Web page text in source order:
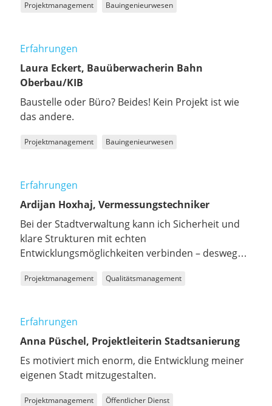
Projektmanagement Bauingenieurwesen
Erfahrungen
Laura Eckert, Bauüberwacherin Bahn
Oberbau/KIB
Baustelle oder Büro? Beides! Kein Projekt ist wie
das andere.
Projektmanagement Bauingenieurwesen
Erfahrungen
Ardijan Hoxhaj, Vermessungstechniker
Bei der Stadtverwaltung kann ich Sicherheit und
klare Strukturen mit echten
Entwicklungsmöglichkeiten verbinden – deswegen
Projektmanagement Qualitätsmanagement
Erfahrungen
Anna Püschel, Projektleiterin Stadtsanierung
Es motiviert mich enorm, die Entwicklung meiner
eigenen Stadt mitzugestalten.
Projektmanagement Öffentlicher Dienst